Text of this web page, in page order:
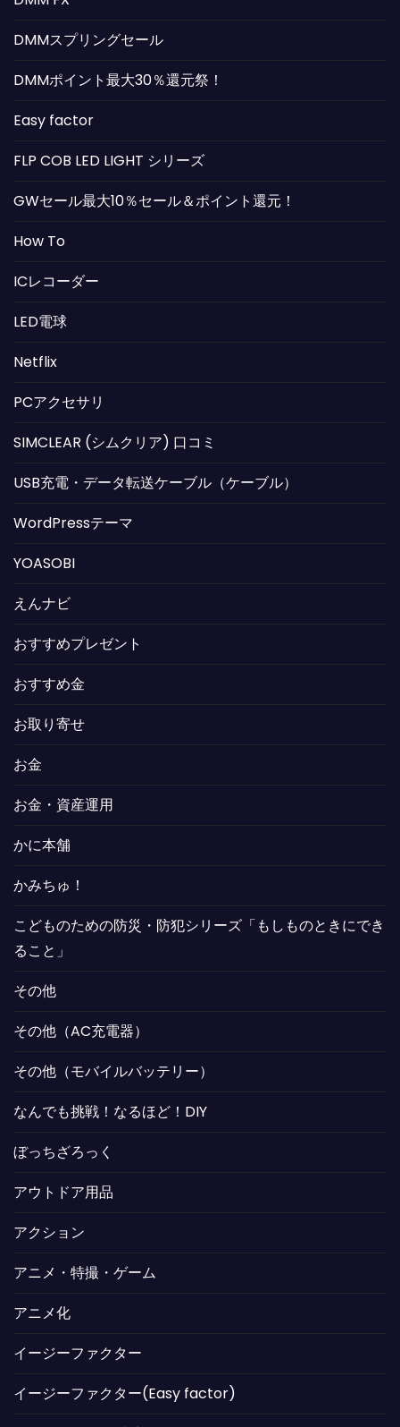
DMMスプリングセール
DMMポイント最大30％還元祭！
Easy factor
FLP COB LED LIGHT シリーズ
GWセール最大10％セール＆ポイント還元！
How To
ICレコーダー
LED電球
Netflix
PCアクセサリ
SIMCLEAR (シムクリア) 口コミ
USB充電・データ転送ケーブル（ケーブル）
WordPressテーマ
YOASOBI
えんナビ
おすすめプレゼント
おすすめ金
お取り寄せ
お金
お金・資産運用
かに本舗
かみちゅ！
こどものための防災・防犯シリーズ「もしものときにでき
ること」
その他
その他（AC充電器）
その他（モバイルバッテリー）
なんでも挑戦！なるほど！DIY
ぼっちざろっく
アウトドア用品
アクション
アニメ・特撮・ゲーム
アニメ化
イージーファクター
イージーファクター(Easy factor)